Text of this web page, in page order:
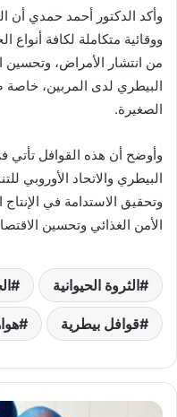
وأكد الدكتور أحمد حمدي أن
ووقائية متكاملة لكافة أنواع
من انتشار الأمراض، وتحسين
البيطري لدى المربين،
الصغيرة.
وأوضح أن هذه القوافل تأتي
البيطري والاتحاد الأوروبي
وتحقيق الاستدامة في الإنتاج
الأمن الغذائي وتحسين
الثروة الحيوانية
قوافل بيطرية
سجق